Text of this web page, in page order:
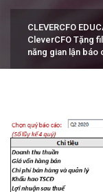
CLEVERCFO
CleverCFO Tặng
năng gian lận báo